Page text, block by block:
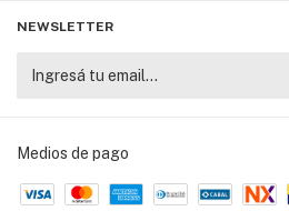
NEWSLETTER
Medios de pago